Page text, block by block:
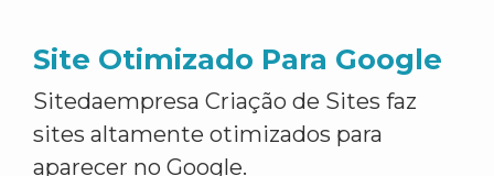
Site Otimizado Para Google
Sitedaempresa Criação de Sites faz
sites altamente otimizados para
aparecer no Google.